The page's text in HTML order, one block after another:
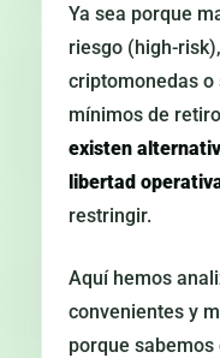
Ya sea porque
riesgo (high-
criptomonedas
mínimos de
existen
libertad
restringir.
Aquí hemos
convenientes y
porque